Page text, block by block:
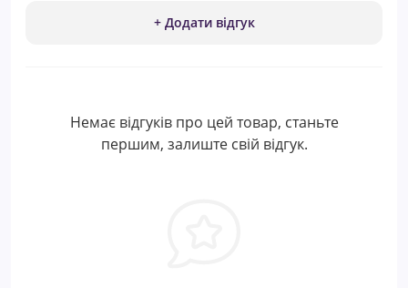
+ Додати відгук
Немає відгуків про цей товар, станьте
першим, залиште свій відгук.